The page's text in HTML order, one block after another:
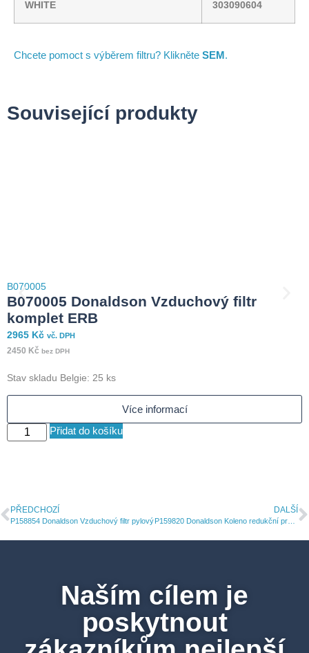
WHITE 303090604
Chcete pomoct s výběrem filtru? Klikněte SEM.
Související produkty
B070005
B070005 Donaldson Vzduchový filtr
komplet ERB
2965 Kč vč. DPH
2450 Kč bez DPH
Stav skladu Belgie: 25 ks
Více informací
Přidat do košíku
PŘEDCHOZÍ
P158854 Donaldson Vzduchový filtr pylový
DALŠÍ
P159820 Donaldson Koleno redukční pryžové 90
Naším cílem je
poskytnout